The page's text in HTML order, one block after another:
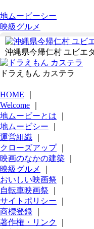
地ムービーシー
映級グルメ
沖縄県今帰仁村 ユビエ
ドラえもん カステラ
HOME
Welcome
地ムービーとは
地ムービシー
運営組織
クローズアップ｜
映画のなかの建築
映級グルメ
おいしい映画祭
自転車映画祭
サイトポリシー
商標登録
著作権・リンク